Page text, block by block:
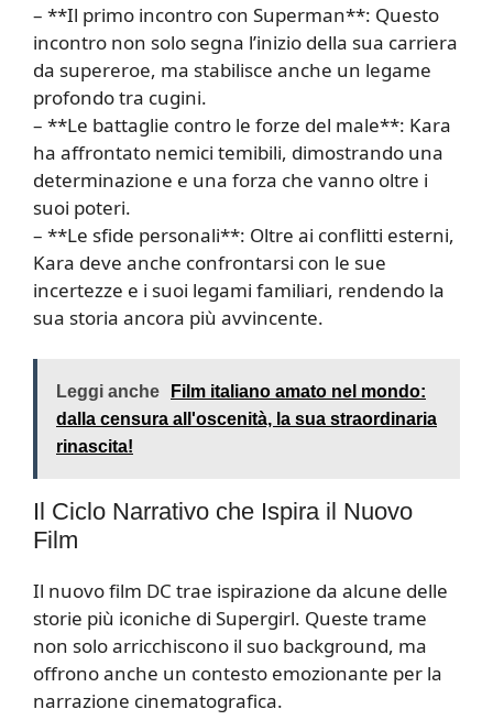
– **Il primo incontro con Superman**: Questo
incontro non solo segna l’inizio della sua carriera
da supereroe, ma stabilisce anche un legame
profondo tra cugini.
– **Le battaglie contro le forze del male**: Kara
ha affrontato nemici temibili, dimostrando una
determinazione e una forza che vanno oltre i
suoi poteri.
– **Le sfide personali**: Oltre ai conflitti esterni,
Kara deve anche confrontarsi con le sue
incertezze e i suoi legami familiari, rendendo la
sua storia ancora più avvincente.
Leggi anche
Film italiano amato nel mondo:
dalla censura all'oscenità, la sua straordinaria
rinascita!
Il Ciclo Narrativo che Ispira il Nuovo
Film
Il nuovo film DC trae ispirazione da alcune delle
storie più iconiche di Supergirl. Queste trame
non solo arricchiscono il suo background, ma
offrono anche un contesto emozionante per la
narrazione cinematografica.